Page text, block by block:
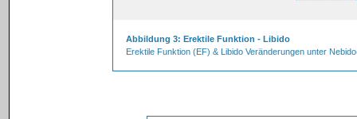
Abbildung 3: Erektile Funktion - Libido
Erektile Funktion (EF) & Libido Veränderungen unter